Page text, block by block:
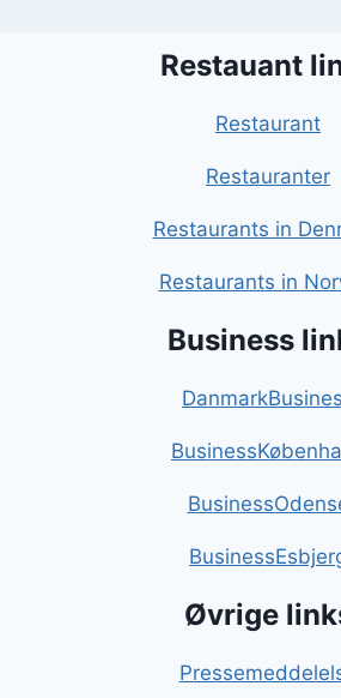
Restauant
Restaurant
Restauranter
Restaurants in
Restaurants in
Business
Øvrige